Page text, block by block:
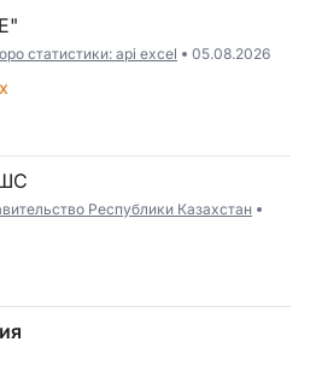
статистики: api excel 05.08.2026
Республики Казахстан